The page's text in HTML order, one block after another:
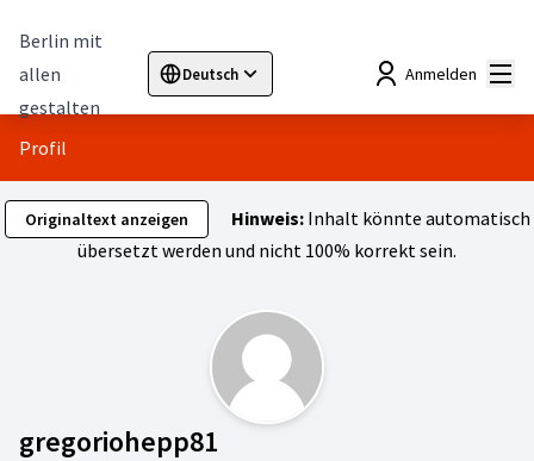
Berlin mit
allen
gestalten
Deutsch
Sprache wählen Choose languageElegir el idioma
Anmelden
Profil
Originaltext anzeigen Hinweis:Inhalt könnte automatisch
übersetzt werden und nicht 100% korrekt sein.
gregoriohepp81